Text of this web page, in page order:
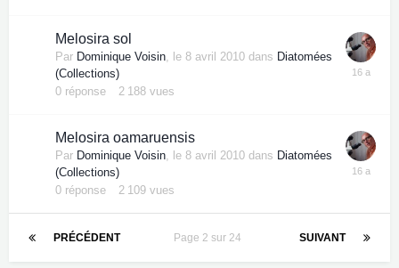
Melosira sol
Par Dominique Voisin, le 8 avril 2010 dans Diatomées
(Collections)
0 réponse 2 188 vues
Melosira oamaruensis
Par Dominique Voisin, le 8 avril 2010 dans Diatomées
(Collections)
0 réponse 2 109 vues
PRÉCÉDENT SUIVANT
Page 2 sur 24